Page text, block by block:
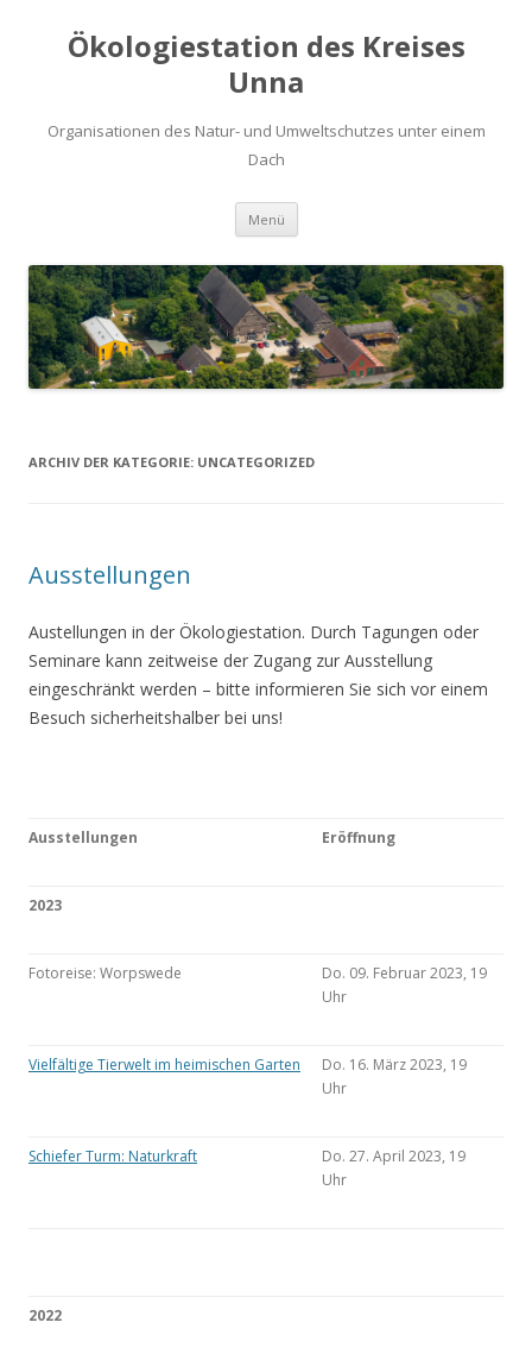
Ökologiestation des Kreises
Unna
Organisationen des Natur- und Umweltschutzes unter einem
Dach
Menü Zum
springen
ARCHIV DER KATEGORIE: UNCATEGORIZED
Ausstellungen
Austellungen in der Ökologiestation. Durch Tagungen oder
Seminare kann zeitweise der Zugang zur Ausstellung
eingeschränkt werden – bitte informieren Sie sich vor einem
Besuch sicherheitshalber bei uns!
Ausstellungen Eröffnung
2023
Fotoreise: Worpswede
Do. 09. Februar 2023, 19
Uhr
Vielfältige Tierwelt im heimischen Garten
Do. 16. März 2023, 19
Uhr
Schiefer Turm: Naturkraft
Do. 27. April 2023, 19
Uhr
2022